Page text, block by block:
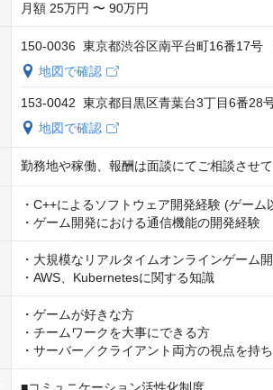
月額 25万円 〜 90万円
150-0036 東京都渋谷区南平台町16番17号
地図で確認
153-0042 東京都目黒区青葉台3丁目6番28
地図で確認
勤務地や稼働、報酬は面談にてご相談させて
・C++によるソフトウェア開発経験 (ゲーム
・ゲーム開発における通信機能の開発経験
・大規模なリアルタイムオンラインゲーム
・AWS、Kubernetesに関する知識
・ゲームが好きな方
・チームワークを大事にできる方
・サーバー／クライアント両方の視点を持